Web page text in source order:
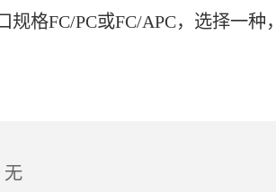
规格FC/PC或FC/APC，选择一
无